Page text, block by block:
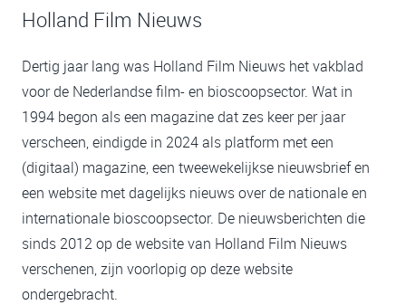
Holland Film Nieuws
Dertig jaar lang was Holland Film Nieuws het vakblad
voor de Nederlandse film- en bioscoopsector. Wat in
1994 begon als een magazine dat zes keer per jaar
verscheen, eindigde in 2024 als platform met een
(digitaal) magazine, een tweewekelijkse nieuwsbrief en
een website met dagelijks nieuws over de nationale en
internationale bioscoopsector. De nieuwsberichten die
sinds 2012 op de website van Holland Film Nieuws
verschenen, zijn voorlopig op deze website
ondergebracht.